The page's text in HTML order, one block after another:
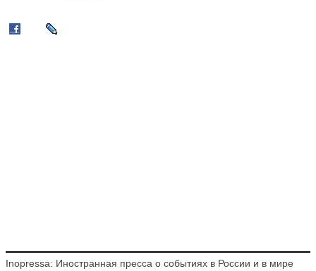
Inopressa: Иностранная пресса о событиях в России и в мире